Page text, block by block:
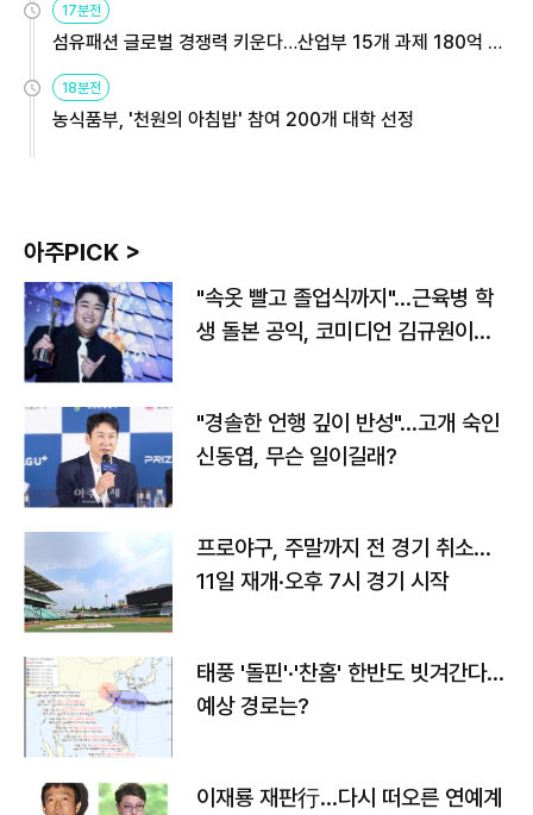
17분전
섬유패션 글로벌 경쟁력 키운다…산업부 15개 과제 180억 지
18분전
농식품부, '천원의 아침밥' 참여 200개 대학 선정
아주PICK >
"속옷 빨고 졸업식까지"…근육병 학
생 돌본 공익, 코미디언 김규원이었
"경솔한 언행 깊이 반성"…고개 숙인
신동엽, 무슨 일이길래?
프로야구, 주말까지 전 경기 취소…
11일 재개·오후 7시 경기 시작
태풍 '돌핀'·'찬홈' 한반도 빗겨간다…
예상 경로는?
이재룡 재판行…다시 떠오른 연예계